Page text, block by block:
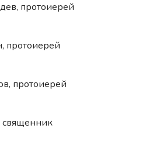
протоиерей
протоиерей
протоиерей
священник